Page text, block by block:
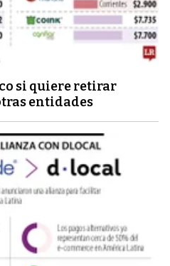
si quiere retirar
entidades